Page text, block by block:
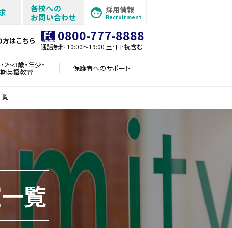
各校への
お問い合わせ
採用情報
Recruitment
はこちら 0800-777-8888
通話無料 10:00〜19:00 土･日･祝含む
2～3歳・年少・
英語教育 保護者へのサポート
覧
覧